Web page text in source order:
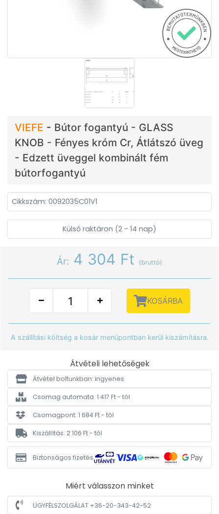
VIEFE - Bútor fogantyú - GLASS
KNOB - Fényes króm Cr, Átlátszó üveg
- Edzett üveggel kombinált fém
bútorfogantyú
Cikkszám: 0092035C01V1
Külső raktáron (2 - 14 nap)
Ár: 4 304 Ft (bruttó)
KOSÁRBA
A szállítási költség a kosár menüpontban kerül kiszámításra.
Átvételi lehetőségek
Átvétel boltunkban: ingyenes
Csomag automata: 1 417 Ft - tól
Csomagpont: 1 684 Ft - tól
Kiszállítás: 2 106 Ft - tól
Biztonságos fizetés
Miért válasszon minket
ÜGYFÉLSZOLGÁLAT +36-20-343-42-52